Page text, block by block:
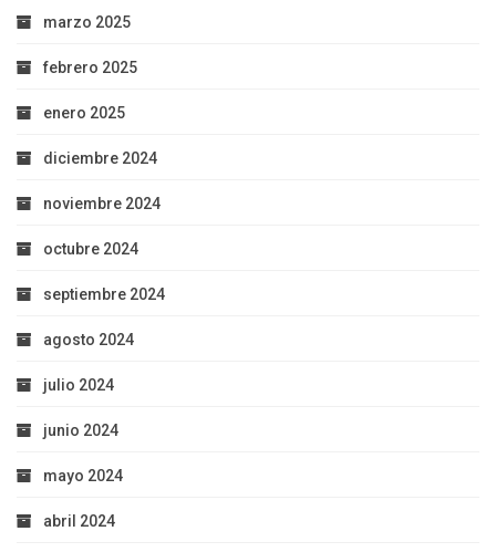
marzo 2025
febrero 2025
enero 2025
diciembre 2024
noviembre 2024
octubre 2024
septiembre 2024
agosto 2024
julio 2024
junio 2024
mayo 2024
abril 2024